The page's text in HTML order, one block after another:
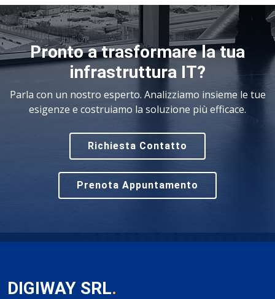
Pronto a trasformare la tua
infrastruttura IT?
Parla con un nostro esperto. Analizziamo insieme le tue
esigenze e costruiamo la soluzione più efficace.
Richiesta Contatto
Prenota Appuntamento
DIGIWAY SRL.